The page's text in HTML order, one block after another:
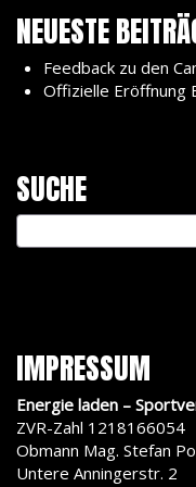
NEUESTE
Feedback zu den
Offizielle Eröffnung
SUCHE
IMPRESSUM
Energie laden –
ZVR-Zahl 1218166054
Obmann Mag. Stefan
Untere Anningerstr. 2